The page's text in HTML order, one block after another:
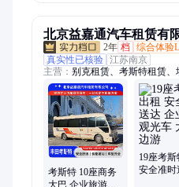
北京益嘉通汽车租赁有
2年 档 综合体验
真实性已核验 江苏南京
主营： 别克租赁、考斯特租赁
赁、租车服务、大巴租赁、北
埃尔法汽车租赁、考斯特商务
巴租赁、豪华考斯特租赁、别
贵版奔驰V260、豪华考斯特20
座、丰田埃尔法、19座丰田考
座租赁
考斯特 10座商务
大巴 企业旅游观
19座考斯
安全准时